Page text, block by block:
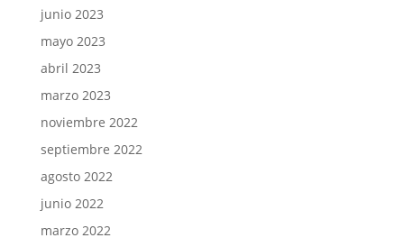
junio 2023
mayo 2023
abril 2023
marzo 2023
noviembre 2022
septiembre 2022
agosto 2022
junio 2022
marzo 2022